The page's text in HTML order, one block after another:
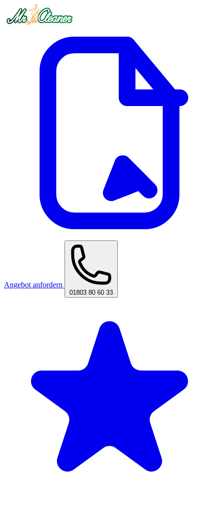
Angebot anfordern
01803 80 60 33